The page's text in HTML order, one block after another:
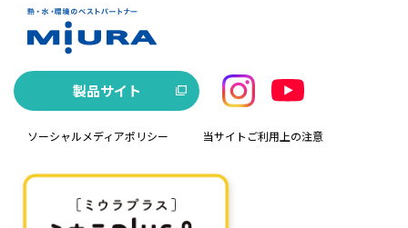
製品サイト
ソーシャルメディアポリシー 当サイトご利用上の注意